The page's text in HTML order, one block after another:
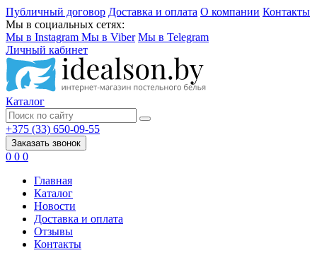
Публичный договор Доставка и оплата О компании Контакты
Мы в социальных сетях:
Мы в Instagram Мы в Viber Мы в Telegram
Личный кабинет
Каталог
+375 (33) 650-09-55
Заказать звонок
0 0 0
Главная
Каталог
Новости
Доставка и оплата
Отзывы
Контакты